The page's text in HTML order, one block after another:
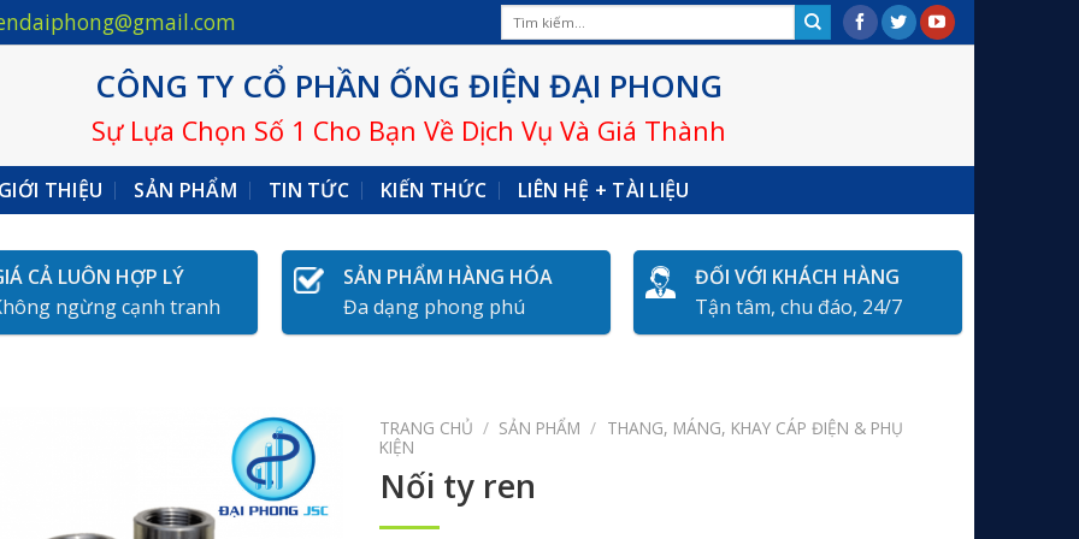
CÔNG TY CỔ PHẦN ỐNG ĐIỆN ĐẠI PHONG
Sự Lựa Chọn Số 1 Cho Bạn Về Dịch Vụ Và Giá Thành
GIỚI THIỆU SẢN PHẨM TIN TỨC KIẾN THỨC LIÊN HỆ + TÀI LIỆU
CẢ LUÔN HỢP LÝ
ngừng cạnh tranh
SẢN PHẨM HÀNG HÓA
Đa dạng phong phú
ĐỐI VỚI KHÁCH HÀNG
Tận tâm, chu đáo, 24/7
TRANG CHỦ / SẢN PHẨM / THANG, MÁNG, KHAY CÁP ĐIỆN & PHỤ
KIỆN
Nối ty ren